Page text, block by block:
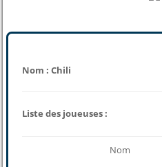
Nom : Chili
Liste des joueuses :
Nom